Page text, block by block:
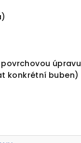
povrchovou úpravu
konkrétní buben)